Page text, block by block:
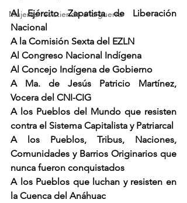
Mujeres resistiendo a la guerra
Al Ejército Zapatista de Liberación
Nacional
A la Comisión Sexta del EZLN
Al Congreso Nacional Indígena
Al Concejo Indígena de Gobierno
A Ma. de Jesús Patricio Martínez,
Vocera del CNI-CIG
A los Pueblos del Mundo que resisten
contra el Sistema Capitalista y Patriarcal
A los Pueblos, Tribus, Naciones,
Comunidades y Barrios Originarios que
nunca fueron conquistados
A los Pueblos que luchan y resisten en
la Cuenca del Anáhuac